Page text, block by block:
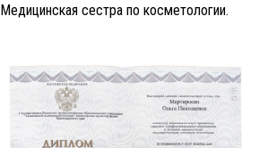
Медицинская сестра по косметологии.